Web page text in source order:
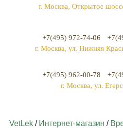
г. Москва, Открытое
+7(495) 972-74-06
г. Москва, ул. Нижняя
+7(495) 962-00-78
г. Москва, ул.
VetLek / Интернет-магазин /